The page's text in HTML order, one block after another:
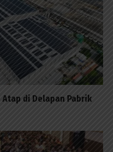
Atap di Delapan Pabrik